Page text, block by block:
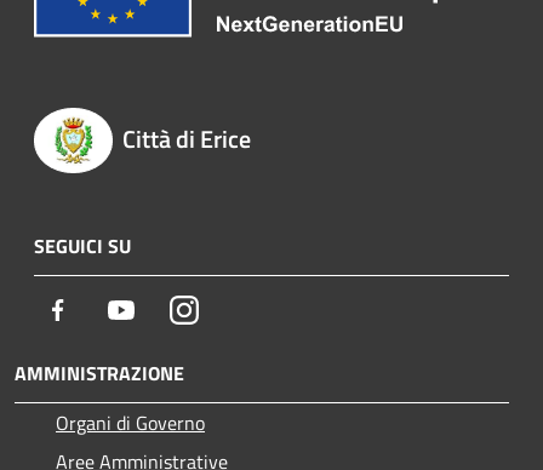
Città di Erice
SEGUICI SU
Facebook YoutubeInstagram
AMMINISTRAZIONE
Organi di Governo
Aree Amministrative